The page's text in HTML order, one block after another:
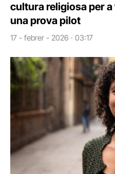
cultura religiosa per
una prova pilot
17 - febrer - 2026 · 03:17